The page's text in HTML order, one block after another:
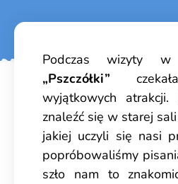
Podczas wizyty w
„Pszczółki”
wyjątkowych atrakcji.
znaleźć się w starej
jakiej uczyli się nasi
popróbowaliśmy
szło nam to